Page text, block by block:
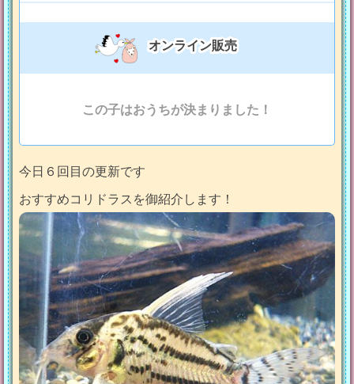
オンライン販売
この子はおうちが決まりました！
今日６回目の更新です
おすすめコリドラスを御紹介します！